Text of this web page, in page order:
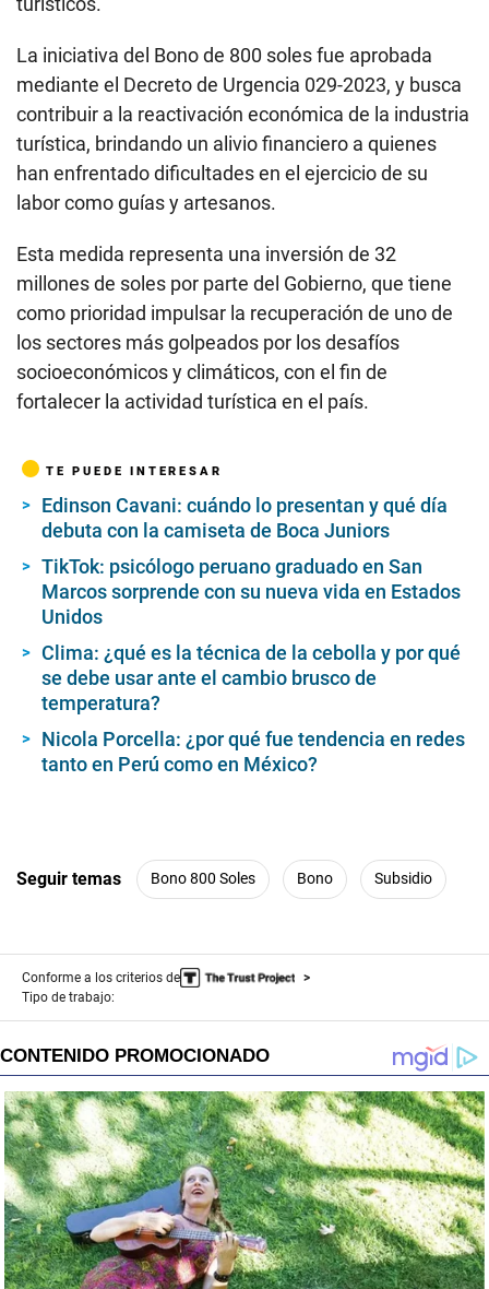
La iniciativa del Bono de 800 soles fue aprobada
mediante el Decreto de Urgencia 029-2023, y busca
contribuir a la reactivación económica de la industria
turística, brindando un alivio financiero a quienes
han enfrentado dificultades en el ejercicio de su
labor como guías y artesanos.
Esta medida representa una inversión de 32
millones de soles por parte del Gobierno, que tiene
como prioridad impulsar la recuperación de uno de
los sectores más golpeados por los desafíos
socioeconómicos y climáticos, con el fin de
fortalecer la actividad turística en el país.
TE PUEDE INTERESAR
Edinson Cavani: cuándo lo presentan y qué día
debuta con la camiseta de Boca Juniors
TikTok: psicólogo peruano graduado en San
Marcos sorprende con su nueva vida en Estados
Unidos
Clima: ¿qué es la técnica de la cebolla y por qué
se debe usar ante el cambio brusco de
temperatura?
Nicola Porcella: ¿por qué fue tendencia en redes
tanto en Perú como en México?
Seguir temas Bono 800 Soles Bono Subsidio
Conforme a los criterios de
Tipo de trabajo: